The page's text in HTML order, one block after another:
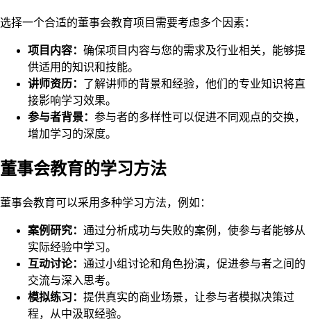
选择一个合适的董事会教育项目需要考虑多个因素：
项目内容： 确保项目内容与您的需求及行业相关，能够提
供适用的知识和技能。
讲师资历： 了解讲师的背景和经验，他们的专业知识将直
接影响学习效果。
参与者背景： 参与者的多样性可以促进不同观点的交换，
增加学习的深度。
董事会教育的学习方法
董事会教育可以采用多种学习方法，例如：
案例研究： 通过分析成功与失败的案例，使参与者能够从
实际经验中学习。
互动讨论： 通过小组讨论和角色扮演，促进参与者之间的
交流与深入思考。
模拟练习： 提供真实的商业场景，让参与者模拟决策过
程，从中汲取经验。